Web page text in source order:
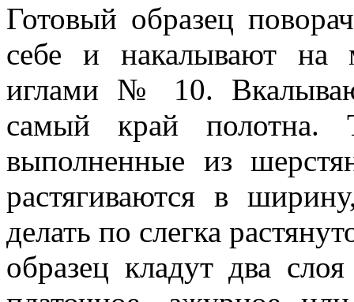
Готовый образец
себе и накалывают на
иглами № 10.
самый край полотна.
выполненные из
растягиваются в
делать по слегка
образец кладут два